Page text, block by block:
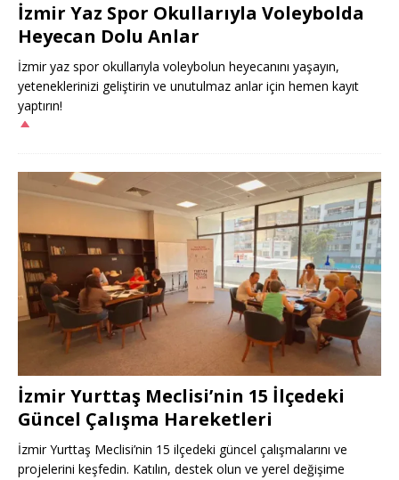
İzmir Yaz Spor Okullarıyla Voleybolda
Heyecan Dolu Anlar
İzmir yaz spor okullarıyla voleybolun heyecanını yaşayın,
yeteneklerinizi geliştirin ve unutulmaz anlar için hemen kayıt
yaptırın!
İzmir Yurttaş Meclisi’nin 15 İlçedeki
Güncel Çalışma Hareketleri
İzmir Yurttaş Meclisi’nin 15 ilçedeki güncel çalışmalarını ve
projelerini keşfedin. Katılın, destek olun ve yerel değişime